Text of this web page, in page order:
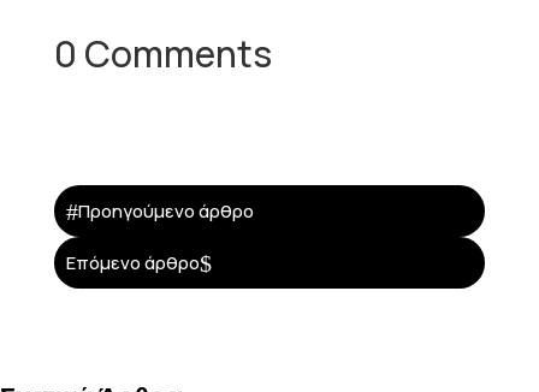
0 Comments
#Προηγούμενο άρθρο
Επόμενο άρθρο$